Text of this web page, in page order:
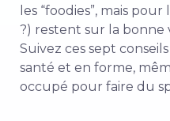
les “foodies”, mais
?) restent sur la bonne
Suivez ces sept
santé et en forme,
occupé pour faire du